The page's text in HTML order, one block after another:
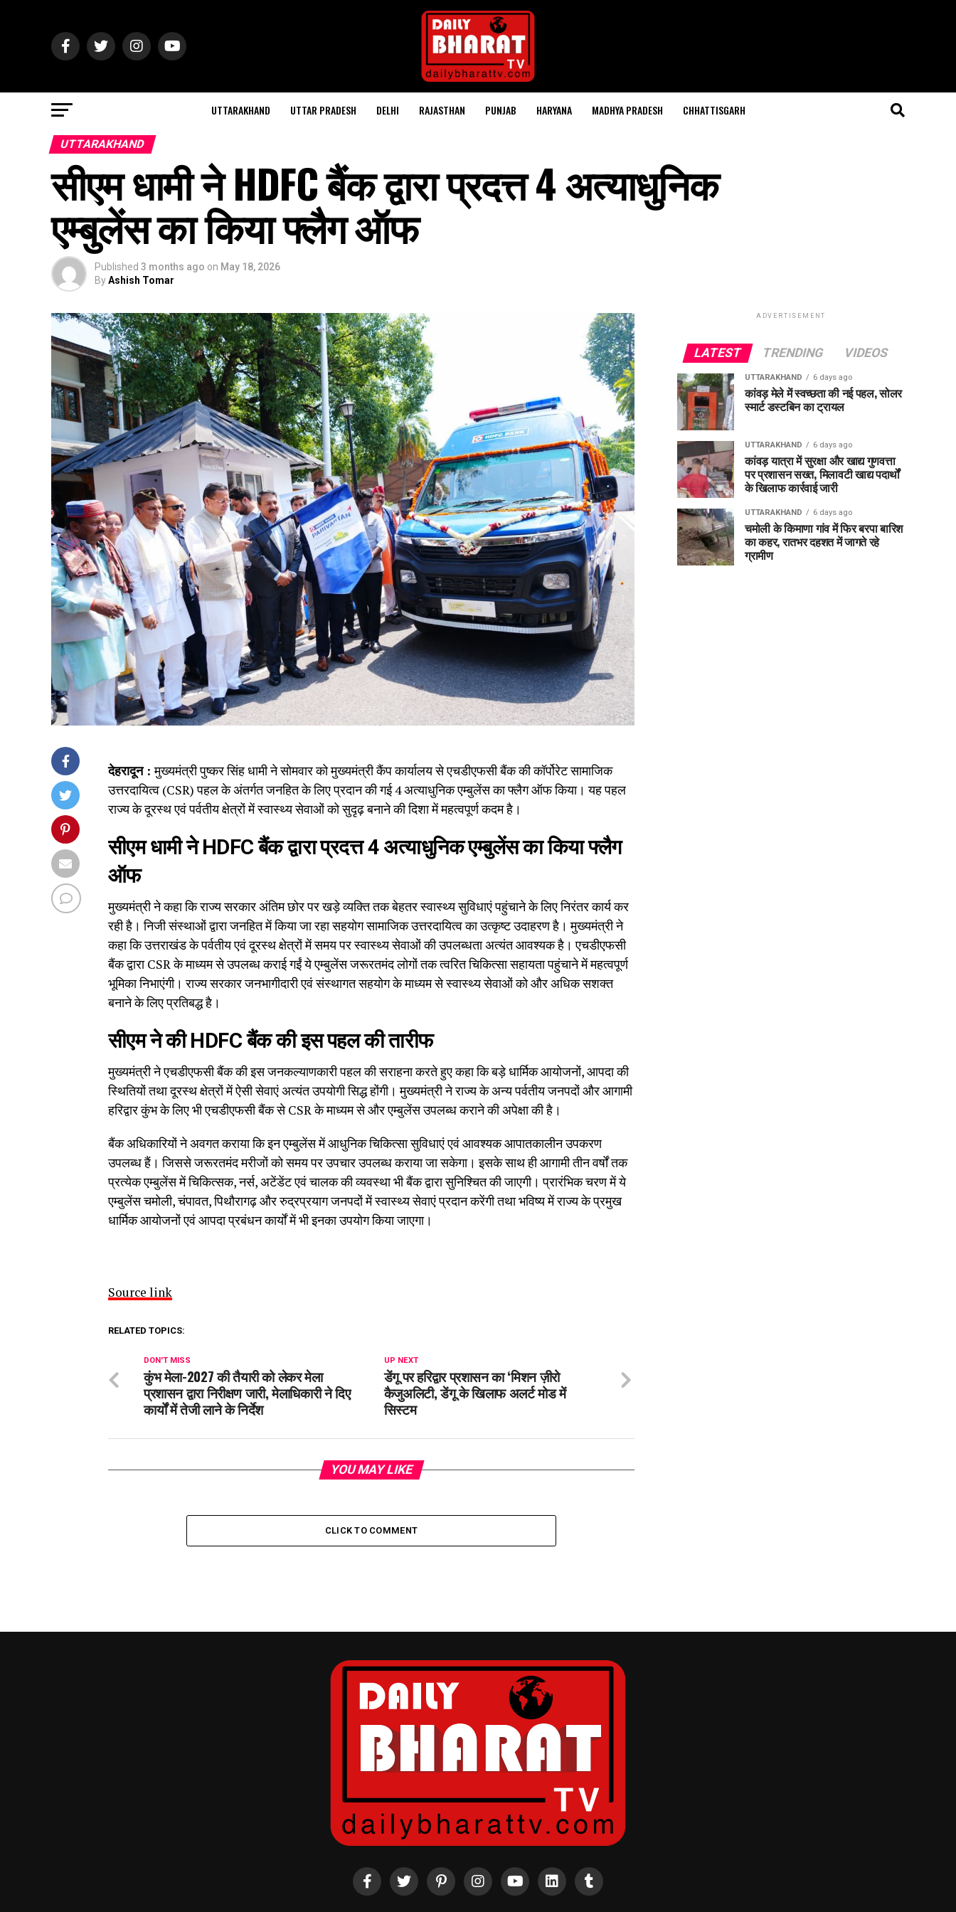
UTTARAKHAND UTTAR PRADESH DELHI RAJASTHAN PUNJAB HARYANA MADHYA PRADESH CHHATTISGARH
UTTARAKHAND
सीएम धामी ने HDFC बैंक द्वारा प्रदत्त 4 अत्याधुनिक
एम्बुलेंस का किया फ्लैग ऑफ
Published 3 months ago on May 18, 2026
ByAshish Tomar
देहरादून :मुख्यमंत्री पुष्कर सिंह धामी ने सोमवार को मुख्यमंत्री कैंप कार्यालय से एचडीएफसी बैंक की कॉर्पोरेट सामाजिक
उत्तरदायित्व (CSR) पहल के अंतर्गत जनहित के लिए प्रदान की गई 4 अत्याधुनिक एम्बुलेंस का फ्लैग ऑफ किया। यह पहल
राज्य के दूरस्थ एवं पर्वतीय क्षेत्रों में स्वास्थ्य सेवाओं को सुदृढ़ बनाने की दिशा में महत्वपूर्ण कदम है।
सीएम धामी ने HDFC बैंक द्वारा प्रदत्त 4 अत्याधुनिक एम्बुलेंस का किया फ्लैग
ऑफ
मुख्यमंत्री ने कहा कि राज्य सरकार अंतिम छोर पर खड़े व्यक्ति तक बेहतर स्वास्थ्य सुविधाएं पहुंचाने के लिए निरंतर कार्य कर
रही है। निजी संस्थाओं द्वारा जनहित में किया जा रहा सहयोग सामाजिक उत्तरदायित्व का उत्कृष्ट उदाहरण है। मुख्यमंत्री ने
कहा कि उत्तराखंड के पर्वतीय एवं दूरस्थ क्षेत्रों में समय पर स्वास्थ्य सेवाओं की उपलब्धता अत्यंत आवश्यक है। एचडीएफसी
बैंक द्वारा CSR के माध्यम से उपलब्ध कराई गईं ये एम्बुलेंस जरूरतमंद लोगों तक त्वरित चिकित्सा सहायता पहुंचाने में महत्वपूर्ण
भूमिका निभाएंगी। राज्य सरकार जनभागीदारी एवं संस्थागत सहयोग के माध्यम से स्वास्थ्य सेवाओं को और अधिक सशक्त
बनाने के लिए प्रतिबद्ध है।
सीएम ने की HDFC बैंक की इसपहल की तारीफ
मुख्यमंत्री ने एचडीएफसी बैंक की इस जनकल्याणकारी पहल की सराहना करते हुए कहा कि बड़े धार्मिक आयोजनों, आपदा की
स्थितियों तथा दूरस्थ क्षेत्रों में ऐसी सेवाएं अत्यंत उपयोगी सिद्ध होंगी। मुख्यमंत्री ने राज्य के अन्य पर्वतीय जनपदों और आगामी
हरिद्वार कुंभ के लिए भी एचडीएफसी बैंक से CSR के माध्यम से और एम्बुलेंस उपलब्ध कराने की अपेक्षा की है।
बैंक अधिकारियों ने अवगत कराया कि इन एम्बुलेंस में आधुनिक चिकित्सा सुविधाएं एवं आवश्यक आपातकालीन उपकरण
उपलब्ध हैं। जिससे जरूरतमंद मरीजों को समय पर उपचार उपलब्ध कराया जा सकेगा। इसके साथ ही आगामी तीन वर्षों तक
प्रत्येक एम्बुलेंस में चिकित्सक, नर्स, अटेंडेंट एवं चालक की व्यवस्था भी बैंक द्वारा सुनिश्चित की जाएगी। प्रारंभिक चरण में ये
एम्बुलेंस चमोली, चंपावत, पिथौरागढ़ और रुद्रप्रयाग जनपदों में स्वास्थ्य सेवाएं प्रदान करेंगी तथा भविष्य में राज्य के प्रमुख
धार्मिक आयोजनों एवं आपदा प्रबंधन कार्यों में भी इनका उपयोग किया जाएगा।
Source link
RELATED TOPICS:
UP NEXT
डेंगू पर हरिद्वार प्रशासन का ‘मिशन ज़ीरो
कैजुअलिटी, डेंगू के खिलाफ अलर्ट मोड में
सिस्टम
DON'T MISS
कुंभ मेला-2027 की तैयारी को लेकर मेला
प्रशासन द्वारा निरीक्षण जारी, मेलाधिकारी ने दिए
कार्यों में तेजी लाने के निर्देश
YOU MAY LIKE
CLICK TO COMMENT
ADVERTISEMENT
LATEST TRENDING VIDEOS
UTTARAKHAND 6 days ago
कांवड़ मेले में स्वच्छता की नई पहल, सोलर
स्मार्ट डस्टबिन का ट्रायल
UTTARAKHAND 6 days ago
कांवड़ यात्रा में सुरक्षा और खाद्य गुणवत्ता
पर प्रशासन सख्त, मिलावटी खाद्य पदार्थों
के खिलाफ कार्रवाई जारी
UTTARAKHAND 6 days ago
चमोली के किमाणा गांव में फिर बरपा बारिश
का कहर, रातभर दहशत में जागते रहे
ग्रामीण